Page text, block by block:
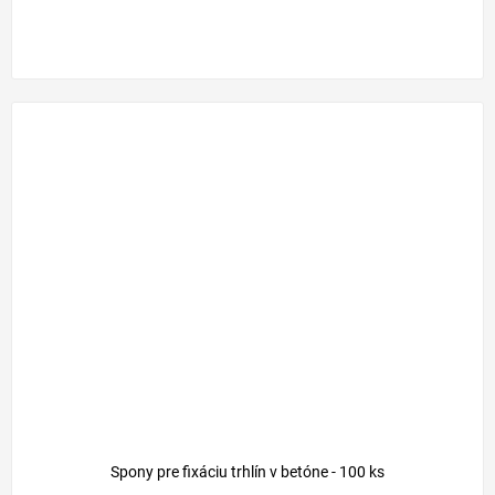
Spony pre fixáciu trhlín v betóne - 100 ks